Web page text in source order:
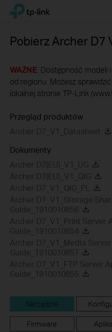
Click
navigation
TP-Link, Reliably Smart
PobierzArcher D7
WAŻNE: Dostępność modeli
od regionu. Możesz
lokalnej stronie TP-Link
Przegląd produktów
Archer D7_V1_Datasheet
Dokumenty
Archer D7(EU)_V1_UG
Archer D7(EU)_V1_QIG
Archer D7_V1_QIG_PL
Archer D7_V1_Storage
Guide_1910010856
Archer D7_V1_Print Server
Guide_1910010854
Archer D7_V1_Media
Guide_1910010857
Archer D7_V1_FTP Server
Guide_1910010855
Narzędzie
Firmware